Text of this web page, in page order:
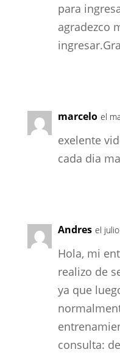
para
agradezco
marcelo el
exelente
cada dia
Andres el
Hola, mi
realizo de
ya que
consulta: